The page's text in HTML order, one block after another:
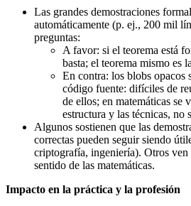
Las grandes demostraciones
automáticamente (p. ej., 200 mil
preguntas:
A favor: si el teorema está
basta; el teorema mismo es
En contra: los blobs opacos
código fuente: difíciles de
de ellos; en matemáticas se
estructura y las técnicas, no
Algunos sostienen que las
correctas pueden seguir siendo
criptografía, ingeniería). Otros ven
sentido de las matemáticas.
Impacto en la práctica y la profesión